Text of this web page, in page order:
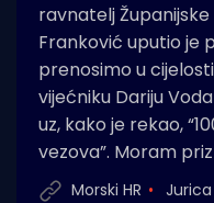
ravnatelj
Franković uputio je
prenosimo u
vijećniku Dariju
uz, kako je rekao,
vezova”. Moram
Morski HR